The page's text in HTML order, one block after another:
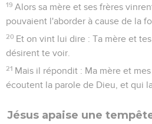
19 Alors sa mère et ses frères
pouvaient l'aborder à cause de la
20 Et on vint lui dire : Ta mère et
désirent te voir.
21 Mais il répondit : Ma mère et
écoutent la parole de Dieu, et qui
Jésus apaise une